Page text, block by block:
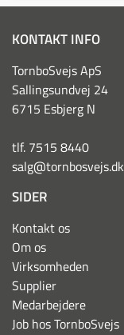
KONTAKT INFO
TornboSvejs ApS
Sallingsundvej 24
6715 Esbjerg N
tlf. 7515 8440
salg@tornbosvejs.dk
SIDER
Kontakt os
Om os
Virksomheden
Supplier
Medarbejdere
Job hos TornboSvejs